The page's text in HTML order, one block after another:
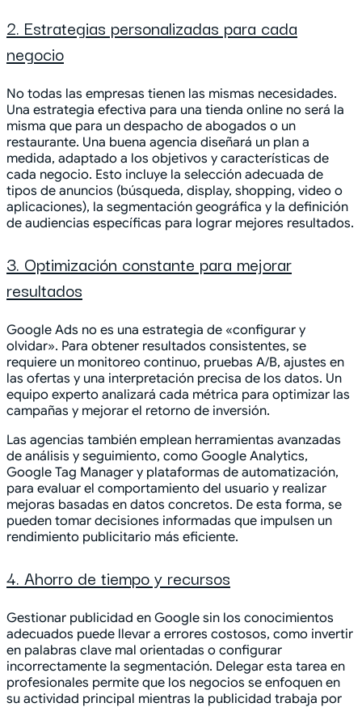
2. Estrategias personalizadas para cada
negocio
No todas las empresas tienen las mismas necesidades.
Una estrategia efectiva para una tienda online no será la
misma que para un despacho de abogados o un
restaurante. Una buena agencia diseñará un plan a
medida, adaptado a los objetivos y características de
cada negocio. Esto incluye la selección adecuada de
tipos de anuncios (búsqueda, display, shopping, video o
aplicaciones), la segmentación geográfica y la definición
de audiencias específicas para lograr mejores resultados.
3. Optimización constante para mejorar
resultados
Google Ads no es una estrategia de «configurar y
olvidar». Para obtener resultados consistentes, se
requiere un monitoreo continuo, pruebas A/B, ajustes en
las ofertas y una interpretación precisa de los datos. Un
equipo experto analizará cada métrica para optimizar las
campañas y mejorar el retorno de inversión.
Las agencias también emplean herramientas avanzadas
de análisis y seguimiento, como Google Analytics,
Google Tag Manager y plataformas de automatización,
para evaluar el comportamiento del usuario y realizar
mejoras basadas en datos concretos. De esta forma, se
pueden tomar decisiones informadas que impulsen un
rendimiento publicitario más eficiente.
4. Ahorro de tiempo y recursos
Gestionar publicidad en Google sin los conocimientos
adecuados puede llevar a errores costosos, como invertir
en palabras clave mal orientadas o configurar
incorrectamente la segmentación. Delegar esta tarea en
profesionales permite que los negocios se enfoquen en
su actividad principal mientras la publicidad trabaja por